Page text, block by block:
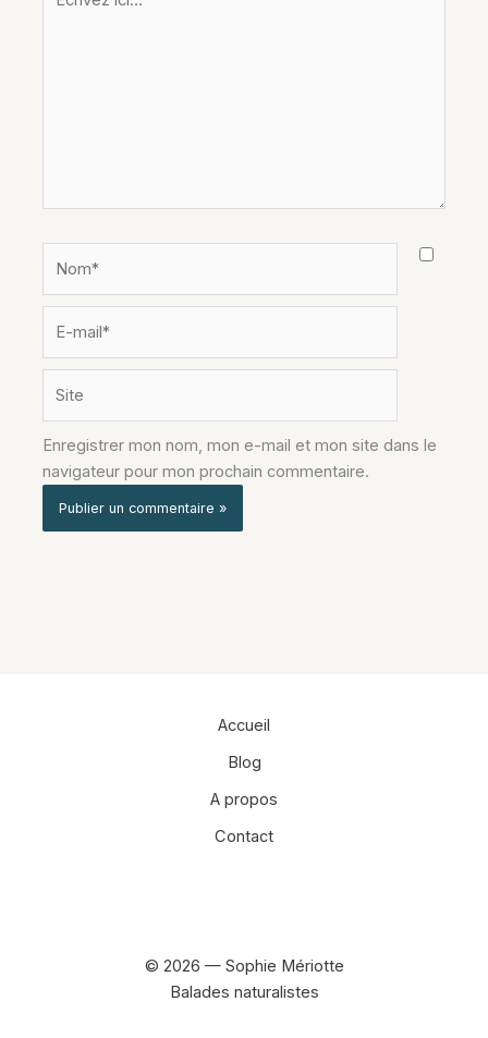
ici…
mail*
Enregistrer mon nom, mon e-mail et mon site dans le
navigateur pour mon prochain commentaire.
Accueil
Blog
A propos
Contact
© 2026 — Sophie Mériotte
Balades naturalistes